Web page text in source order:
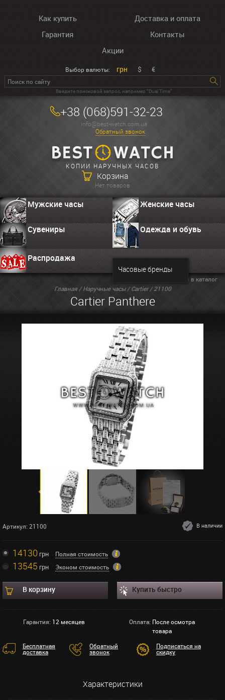
Как купить
Доставка и оплата
Гарантия
Контакты
Акции
Выбор валюты: грн $ €
Введите поисковой запрос, например “Dual Time”
+38 (068)591-32-23
info@best-watch.com.ua
Обратный звонок
КОПИИ НАРУЧНЫХ ЧАСОВ
Корзина
Нет товаров
Мужские часы Женские часы
Сувениры Одежда и обувь
Распродажа
Часовые бренды
Главная/Наручные часы/Cartier/ 21100
Cartier Panthere
Вернуться в каталог
Артикул: 21100 В наличии
14130грн Полная стоимость
13545 грн Эконом стоимость
В корзину Купить быстро
Гарантия: 12 месяцев Оплата: После осмотра
товара
Бесплатная
доставка
Обратный
звонок
Подписаться на
скидку
Характеристики